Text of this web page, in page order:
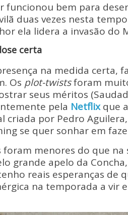
funcionou bem para
duas vezes nesta
ela lidera a invasão do
certa
na medida certa,
Os plot-twistsforam
seus méritos
pela Netflixque
criada por Pedro
se quer sonhar em
foram menores do que
grande apelo da
reais esperanças de
na temporada a vir